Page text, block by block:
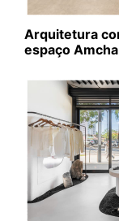
Arquitetura
espaço